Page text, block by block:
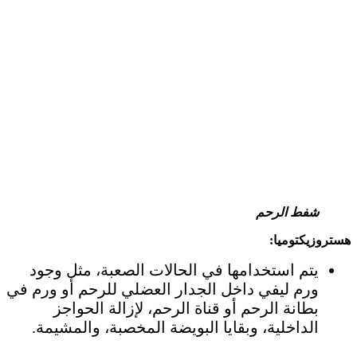
شفط الرحم
هستروزيكتوميا:
يتم استخدامها في الحالات الصعبة، مثل وجود
ورم ليفي داخل الجدار العضلي للرحم أو ورم في
بطانة الرحم أو قناة الرحم، لإزالة الحواجز
الداخلية، وبقايا البويضة المخصبة، والمشيمة.